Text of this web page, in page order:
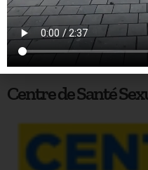
Le Centre de Planification et
accompagnement spécifique
parcours PMA. Le but est de
soutien pendant ce chemin
à vivre pour le couple ou
Centre de Santé